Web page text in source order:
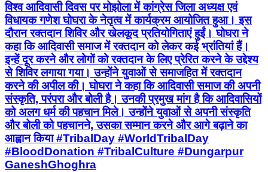
विश्व आदिवासी दिवस पर मोझोला में कांग्रेस जिला अध्यक्ष एवं
विधायक गणेश घोघरा के नेतृत्व में कार्यक्रम आयोजित हुआ। इस
दौरान रक्तदान शिविर और खेलकूद प्रतियोगिताएं हुईं। घोघरा ने
कहा कि आदिवासी समाज में रक्तदान को लेकर कई भ्रांतियां हैं।
इन्हें दूर करने और लोगों को रक्तदान के लिए प्रेरित करने के उद्देश्य
से शिविर लगाया गया। उन्होंने युवाओं से समाजहित में रक्तदान
करने की अपील की। घोघरा ने कहा कि आदिवासी समाज की अपनी
संस्कृति, परंपरा और बोली है। उनकी प्रमुख मांग है कि आदिवासियों
को अलग धर्म की पहचान मिले। उन्होंने युवाओं से अपनी संस्कृति
और बोली को पहचानने, उसका सम्मान करने और आगे बढ़ाने का
आह्वान किया #TribalDay #WorldTribalDay
#BloodDonation #TribalCulture #Dungarpur
GaneshGhoghra